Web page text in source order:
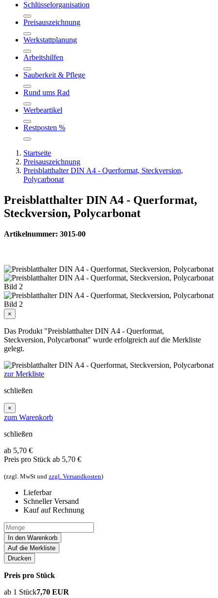
Schlüsselorganisation
Preisauszeichnung
Werkstattplanung
Arbeitshilfen
Sauberkeit & Pflege
Rund ums Rad
Werbeartikel
Restposten %
Startseite
Preisauszeichnung
Preisblatthalter DIN A4 - Querformat, Steckversion,
Polycarbonat
Preisblatthalter DIN A4 - Querformat,
Steckversion, Polycarbonat
Artikelnummer: 3015-00
×
Das Produkt "Preisblatthalter DIN A4 - Querformat,
Steckversion, Polycarbonat" wurde erfolgreich auf die Merkliste
gelegt.
zur Merkliste
schließen
×
zum Warenkorb
schließen
ab 5,70 €
Preis pro Stück ab 5,70 €
(zzgl. MwSt und zzgl. Versandkosten)
Lieferbar
Schneller Versand
Kauf auf Rechnung
In den Warenkorb
Auf die Merkliste
Drucken
Preis pro Stück
ab 1 Stück7,70 EUR